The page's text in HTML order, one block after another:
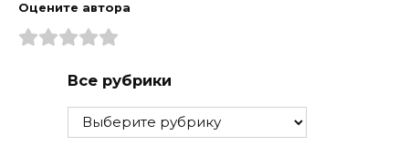
Оцените автора
Все рубрики
Все
рубрики